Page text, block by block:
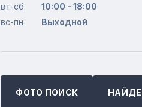
вт-сб
10:00 - 18:00
вс-пн
Выходной
ФОТО ПОИСК